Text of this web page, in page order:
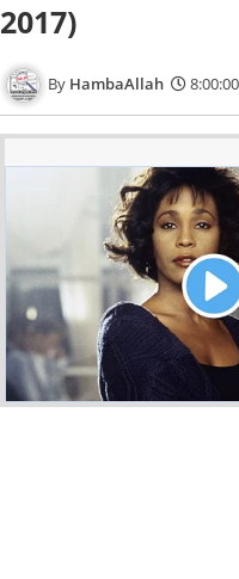
2017)
HambaAllah